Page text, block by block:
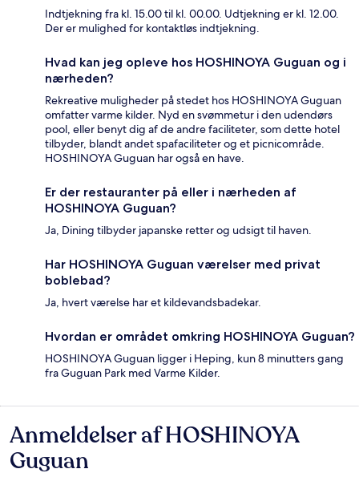
Indtjekning fra kl. 15.00 til kl. 00.00. Udtjekning er kl. 12.00.
Der er mulighed for kontaktløs indtjekning.
Hvad kan jeg opleve hos HOSHINOYA Guguan og i
nærheden?
Rekreative muligheder på stedet hos HOSHINOYA Guguan
omfatter varme kilder. Nyd en svømmetur i den udendørs
pool, eller benyt dig af de andre faciliteter, som dette hotel
tilbyder, blandt andet spafaciliteter og et picnicområde.
HOSHINOYA Guguan har også en have.
Er der restauranter på eller i nærheden af
HOSHINOYA Guguan?
Ja, Dining tilbyder japanske retter og udsigt til haven.
Har HOSHINOYA Guguan værelser med privat
boblebad?
Ja, hvert værelse har et kildevandsbadekar.
Hvordan er området omkring HOSHINOYA Guguan?
HOSHINOYA Guguan ligger i Heping, kun 8 minutters gang
fra Guguan Park med Varme Kilder.
Anmeldelser
Anmeldelser af HOSHINOYA
Guguan